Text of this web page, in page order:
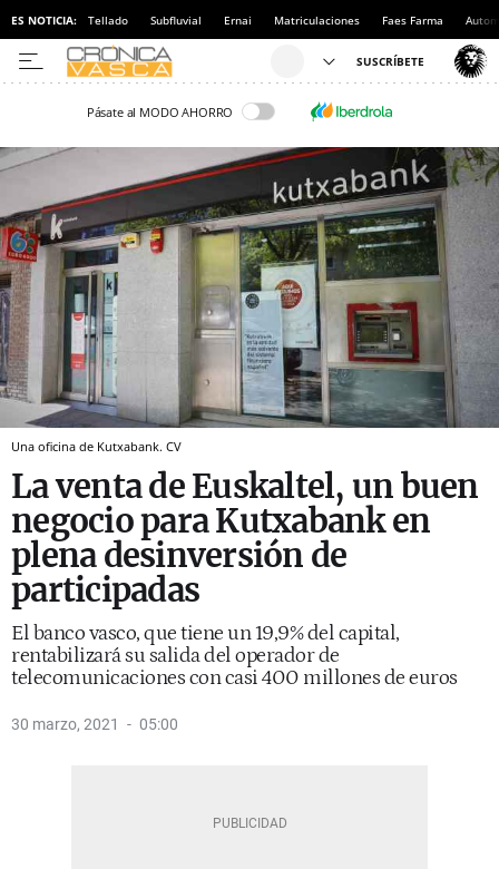
ES NOTICIA: Tellado Subfluvial Ernai Matriculaciones Faes Farma
Pásate al MODO AHORRO
Una oficina de Kutxabank. CV
La venta de Euskaltel, un buen
negocio para Kutxabank en
plena desinversión de
participadas
El banco vasco, que tiene un 19,9% del capital,
rentabilizará su salida del operador de
telecomunicaciones con casi 400 millones de euros
30 marzo, 2021 05:00